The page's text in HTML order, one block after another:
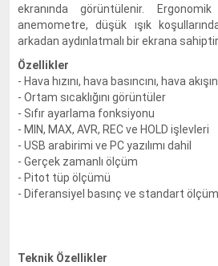
ekranında görüntülenir.
anemometre, düşük ışık
arkadan aydınlatmalı bir ekrana sahiptir.
Özellikler
- Hava hızını, hava basıncını, hava
- Ortam sıcaklığını görüntüler
- Sıfır ayarlama fonksiyonu
- MIN, MAX, AVR, REC ve HOLD işlevleri
- USB arabirimi ve PC yazılımı dahil
- Gerçek zamanlı ölçüm
- Pitot tüp ölçümü
- Diferansiyel basınç ve standart ölçüm
Teknik Özellikler